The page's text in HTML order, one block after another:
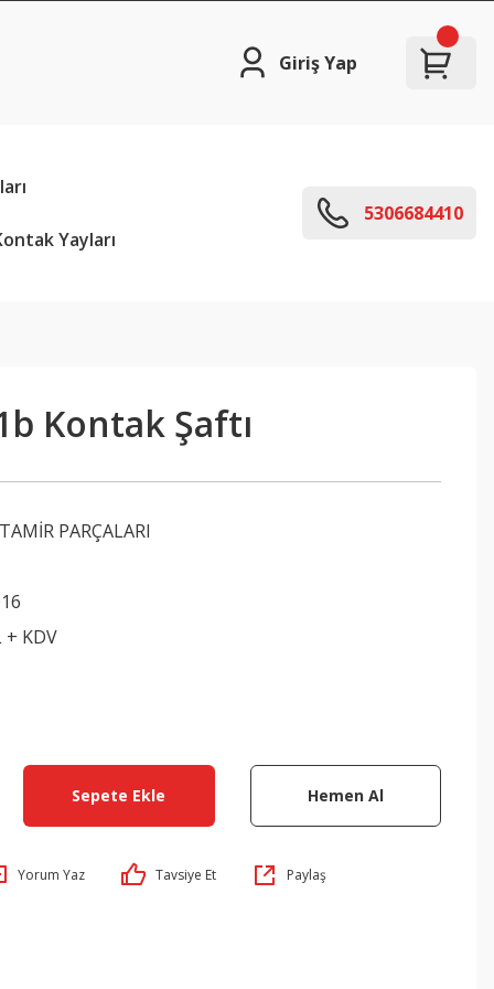
Giriş Yap
Yayları
5306684410
Kontak Şaftı
PARÇALARI
+ KDV
Sepete Ekle Hemen Al
Yorum Yaz Tavsiye Et Paylaş